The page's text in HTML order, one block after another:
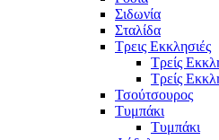
Σιδωνία
Σταλίδα
Τρεις Εκκλησιές
Τρείς
Τρείς
Τσούτσουρος
Τυμπάκι
Τυμπάκι